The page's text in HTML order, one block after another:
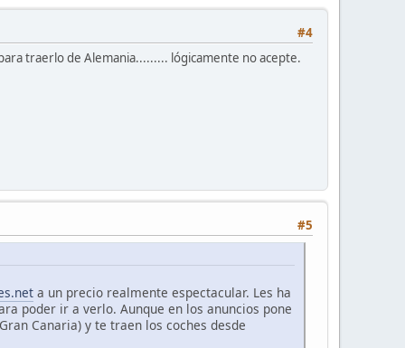
#4
traerlo de Alemania......... lógicamente no acepte.
#5
a un precio realmente espectacular. Les ha
poder ir a verlo. Aunque en los anuncios pone
Canaria) y te traen los coches desde